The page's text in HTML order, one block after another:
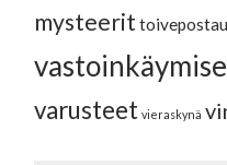
mysteerit
varusteet vieraskynä